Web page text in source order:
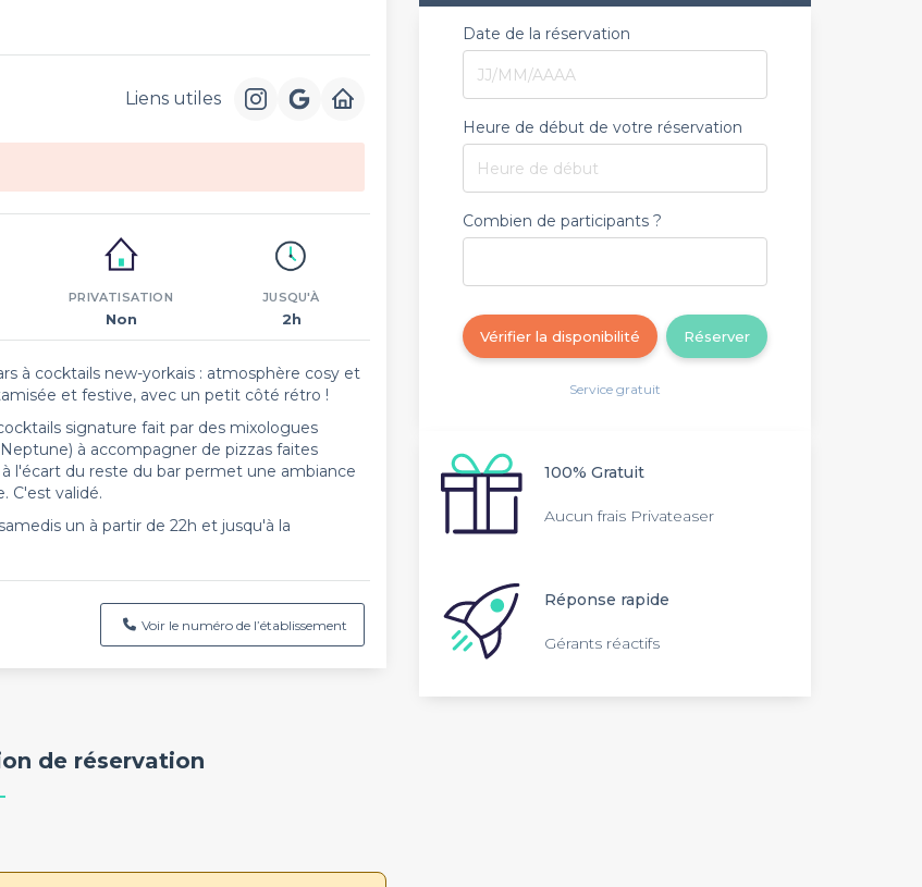
Liens utiles
PRIVATISATION
Non
JUSQU'À
2h
à cocktails new-yorkais : atmosphère cosy et
et festive, avec un petit côté rétro !
signature fait par des mixologues
à accompagner de pizzas faites
l'écart du reste du bar permet une ambiance
C'est validé.
un à partir de 22h et jusqu'à la
Voir le numéro de l’établissement
de réservation
Date de la réservation
Heure de début de votre réservation
Heure de début
Combien de participants ?
Réserver
Vérifier la disponibilité
Service gratuit
100% Gratuit
Aucun frais Privateaser
Réponse rapide
Gérants réactifs